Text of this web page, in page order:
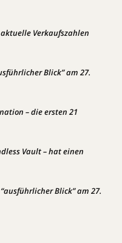
Verkaufszahlen
Blick” am 27.
– die ersten 21
Vault – hat einen
Blick” am 27.